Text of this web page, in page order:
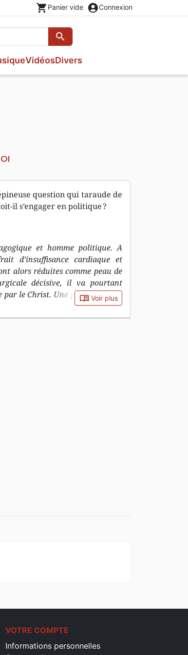
shopping_cart Panier vide account_circleConnexion
search
Rechercher
VidéosDivers
question qui taraude de
il s’engager en politique ?
et homme politique. A
d’insuffisance cardiaque et
alors réduites comme peau de
décisive, il va pourtant
le Christ. Une paix qui ne l’a
book_open Voir plus
VOTRE COMPTE
Informations personnelles